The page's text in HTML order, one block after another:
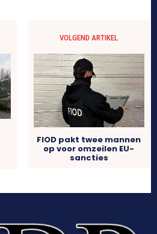
VOLGEND ARTIKEL
FIOD pakt twee mannen
op voor omzeilen EU-
sancties